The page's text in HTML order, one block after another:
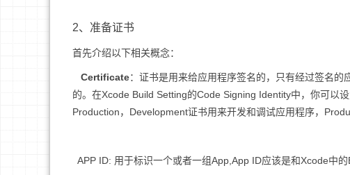
2、准备证书
首先介绍以下相关概念：
Certificate：证书是用来给应用程序签名的，只有经过签名
的。在Xcode Build Setting的Code Signing Identity中，你可以
Production，Development证书用来开发和调试应用程序，
APP ID: 用于标识一个或者一组App,App ID应该是和Xcode中的